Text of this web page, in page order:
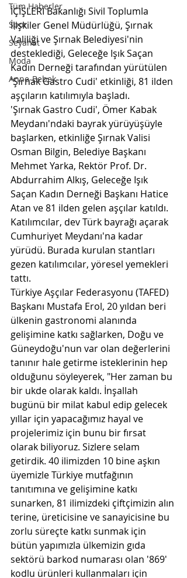
Tüm Haberler
Spor
Seyahat
Moda
Anne-Bebek
İÇİŞLERİ Bakanlığı Sivil Toplumla
İlişkiler Genel Müdürlüğü, Şırnak
Valiliği ve Şırnak Belediyesi'nin
desteklediği, Geleceğe Işık Saçan
Kadın Derneği tarafından yürütülen
'Şırnak Gastro Cudi' etkinliği, 81 ilden
aşçıların katılımıyla başladı.
'Şırnak Gastro Cudi', Ömer Kabak
Meydanı'ndaki bayrak yürüyüşüyle
başlarken, etkinliğe Şırnak Valisi
Osman Bilgin, Belediye Başkanı
Mehmet Yarka, Rektör Prof. Dr.
Abdurrahim Alkış, Geleceğe Işık
Saçan Kadın Derneği Başkanı Hatice
Atan ve 81 ilden gelen aşçılar katıldı.
Katılımcılar, dev Türk bayrağı açarak
Cumhuriyet Meydanı'na kadar
yürüdü. Burada kurulan stantları
gezen katılımcılar, yöresel yemekleri
tattı.
Türkiye Aşçılar Federasyonu (TAFED)
Başkanı Mustafa Erol, 20 yıldan beri
ülkenin gastronomi alanında
gelişimine katkı sağlarken, Doğu ve
Güneydoğu'nun var olan değerlerini
tanınır hale getirme isteklerinin hep
olduğunu söyleyerek, "Her zaman bu
bir ukde olarak kaldı. İnşallah
bugünü bir milat kabul edip gelecek
yıllar için yapacağımız hayal ve
projelerimiz için bunu bir fırsat
olarak biliyoruz. Sizlere selam
getirdik. 40 ilimizden 10 bine aşkın
üyemizle Türkiye mutfağının
tanıtımına ve gelişimine katkı
sunarken, 81 ilimizdeki çiftçimizin alın
terine, üreticisine ve sanayicisine bu
zorlu süreçte katkı sunmak için
bütün yapımızla ülkemizin gıda
sektörü barkod numarası olan '869'
kodlu ürünleri kullanmaları için